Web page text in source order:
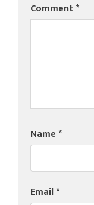
Comment*
Name*
Email*